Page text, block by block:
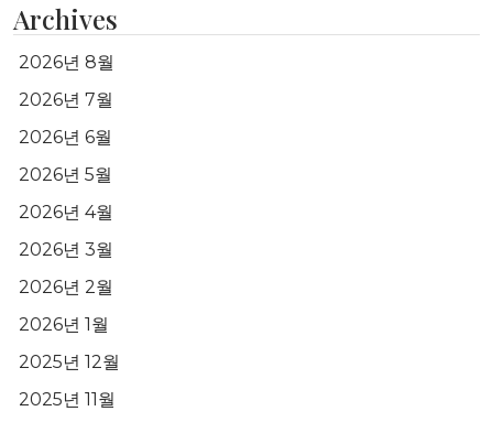
Archives
2026년 8월
2026년 7월
2026년 6월
2026년 5월
2026년 4월
2026년 3월
2026년 2월
2026년 1월
2025년 12월
2025년 11월